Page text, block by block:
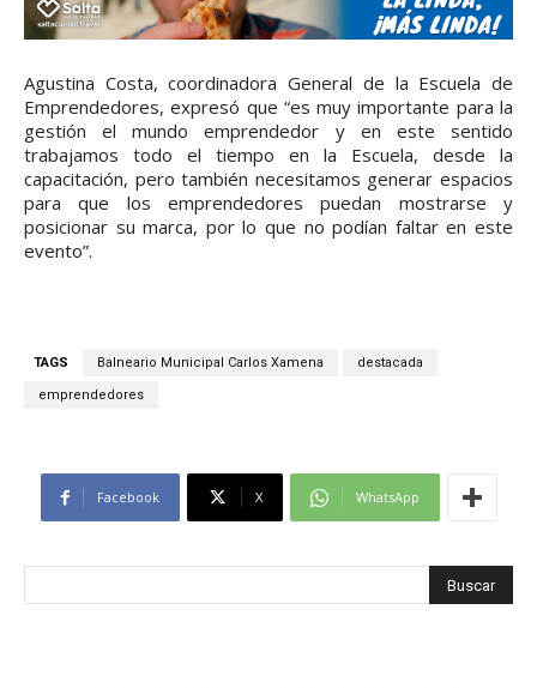
Agustina Costa, coordinadora General de la Escuela de
Emprendedores, expresó que “es muy importante para la
gestión el mundo emprendedor y en este sentido
trabajamos todo el tiempo en la Escuela, desde la
capacitación, pero también necesitamos generar espacios
para que los emprendedores puedan mostrarse y
posicionar su marca, por lo que no podían faltar en este
evento”.
TAGS Balneario Municipal Carlos Xamena destacada
emprendedores
Facebook X WhatsApp